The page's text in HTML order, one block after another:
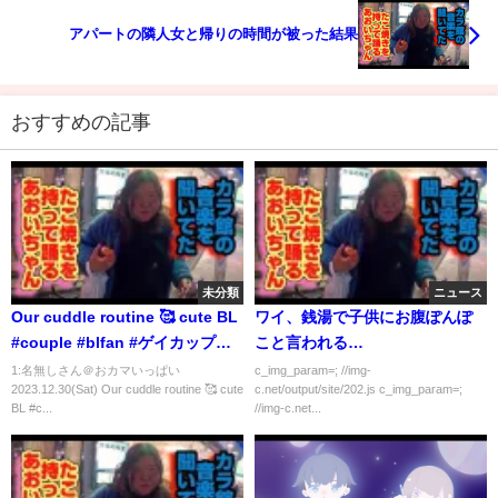
アパートの隣人女と帰りの時間が被った結果
おすすめの記事
未分類
Our cuddle routine 🥰 cute BL
#couple #blfan #ゲイカップル
#同性カップル #lgbtq
1:名無しさん＠おカマいっぱい
2023.12.30(Sat) Our cuddle routine 🥰 cute
BL #c...
ニュース
ワイ、銭湯で子供にお腹ぽんぽ
こと言われる…
c_img_param=; //img-
c.net/output/site/202.js c_img_param=;
//img-c.net...